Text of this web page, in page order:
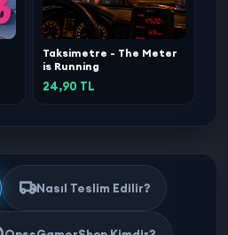
Taksimetre - The Meter
is Running
24,90 TL
Nasıl Teslim Edilir?